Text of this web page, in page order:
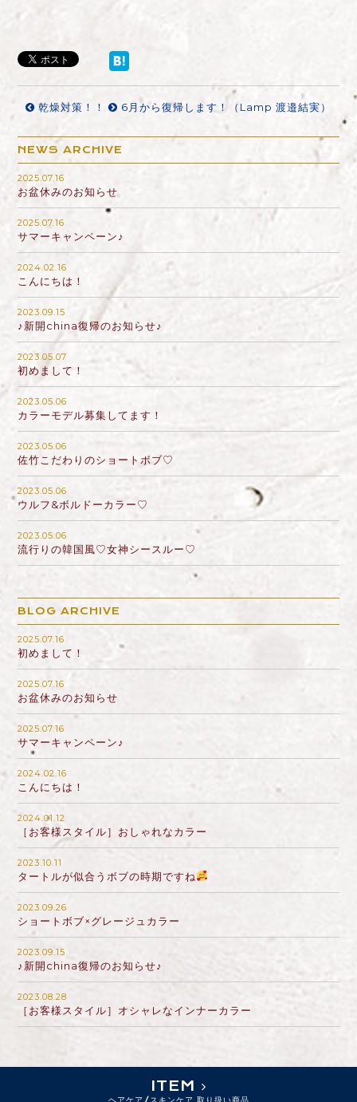
乾燥対策！！ 6月から復帰します！（Lamp 渡邉結実）
NEWS ARCHIVE
2025.07.16
お盆休みのお知らせ
2025.07.16
サマーキャンペーン♪
2024.02.16
こんにちは！
2023.09.15
♪新開china復帰のお知らせ♪
2023.05.07
初めまして！
2023.05.06
カラーモデル募集してます！
2023.05.06
佐竹こだわりのショートボブ♡
2023.05.06
ウルフ&ボルドーカラー♡
2023.05.06
流行りの韓国風♡女神シースルー♡
BLOG ARCHIVE
2025.07.16
初めまして！
2025.07.16
お盆休みのお知らせ
2025.07.16
サマーキャンペーン♪
2024.02.16
こんにちは！
2024.01.12
［お客様スタイル］おしゃれなカラー
2023.10.11
タートルが似合うボブの時期ですね
2023.09.26
ショートボブ×グレージュカラー
2023.09.15
♪新開china復帰のお知らせ♪
2023.08.28
［お客様スタイル］オシャレなインナーカラー
ITEM
ヘアケア/スキンケア 取り扱い商品